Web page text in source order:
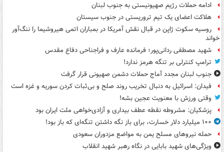
ادامه حملات رژیم صهیونیستی به جنوب لبنان
هلاکت اعضای یک تیم تروریستی در جنوب سیستان
روسیه سکوت ژاپن در قبال نقش آمریکا در بمباران اتمی هیروشیما را ننگ‌آور
خواند
شهید مصطفی ردانی‌پور؛ فرمانده عارف و فراجناحی دفاع مقدس
ترامپ کنترلی بر تنگه هرمز ندارد!
جنوب لبنان مجدد آماج حملات دشمن صهیونی قرار گرفت
فیدان: اسرائیل به دنبال تخریب روند صلح و بی‌ثبات کردن سوریه و غزه است
وقتی ورزش با معنویت عجین بشه!
پزشکیان: مشروطه نقطه عطف بیداری و آزادی‌خواهی ملت ایران بود
۱۰۰ میلیارد دلار خسارت، برای باز نگه داشتن تنگه‌ای که باز بود!
حمله نیروهای مسلح یمن به مواضع مزدوران سعودی
ویژگی‌های شهید بابایی در نگاه رهبر شهید انقلاب